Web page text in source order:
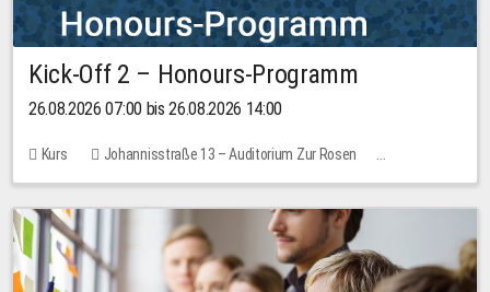
Kick-Off 2 – Honours-Programm
26.08.2026 07:00 bis 26.08.2026 14:00
Kurs
Johannisstraße 13 – Auditorium Zur Rosen
Keine freien Plätze